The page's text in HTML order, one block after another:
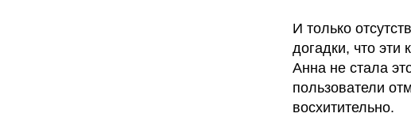
И только
догадки, что
Анна не стала
пользователи
восхитительно.